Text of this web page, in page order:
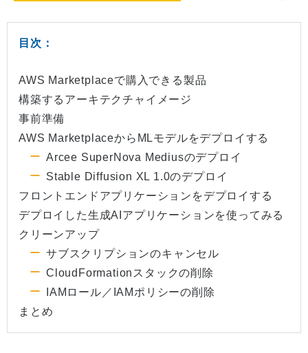
目次：
AWS Marketplaceで購入できる製品
構築するアーキテクチャイメージ
事前準備
AWS MarketplaceからMLモデルをデプロイする
Arcee SuperNova Mediusのデプロイ
Stable Diffusion XL 1.0のデプロイ
フロントエンドアプリケーションをデプロイする
デプロイした生成AIアプリケーションを使ってみる
クリーンアップ
サブスクリプションのキャンセル
CloudFormationスタックの削除
IAMロール／IAMポリシーの削除
まとめ